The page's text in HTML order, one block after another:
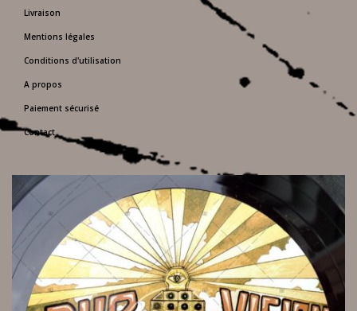
Livraison
Mentions légales
Conditions d'utilisation
A propos
Paiement sécurisé
Contact